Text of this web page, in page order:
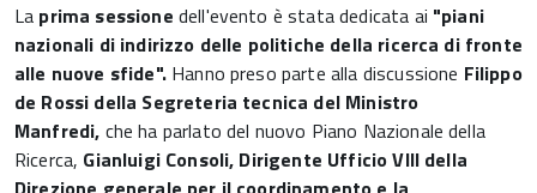
La prima sessione dell'evento è stata dedicata ai "piani
nazionali di indirizzo delle politiche della ricerca di fronte
alle nuove sfide". Hanno preso parte alla discussione Filippo
de Rossi della Segreteria tecnica del Ministro
Manfredi, che ha parlato del nuovo Piano Nazionale della
Ricerca, Gianluigi Consoli, Dirigente Ufficio VIII della